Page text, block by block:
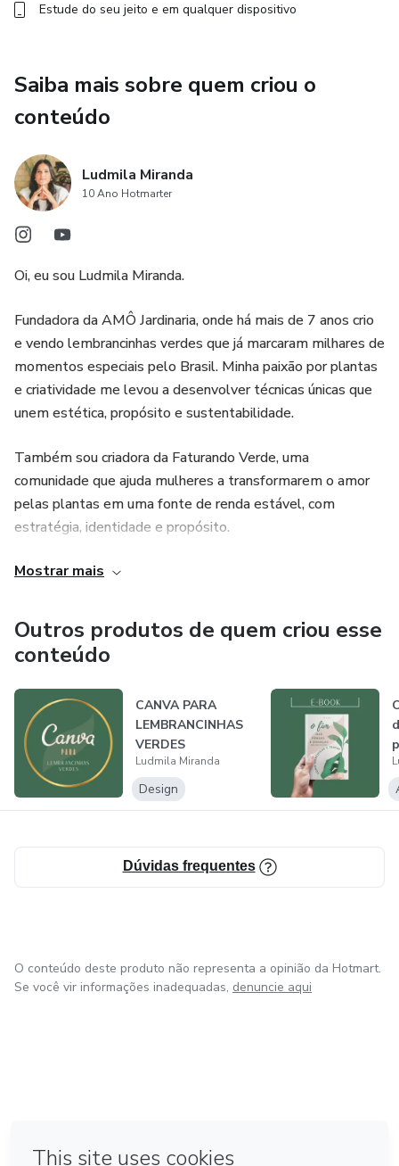
práticos.
Verdecultoras, artesãs, floristas e todas as pessoas que
desejem vender lembrancinhas com suculentas.
💡 Por que esse pacote é diferente?
Porque ele não entrega apenas arquivos — entrega
direção.
Você não começa do zero, começa do pronto.
E o mais importante: começa ganhando tempo e
profissionalismo desde o primeiro dia.
Comece agora e veja o que acontece quando você tem os
moldes certos nas mãos.
Estude do seu jeito e em qualquer dispositivo
Saiba mais sobre quem criou o
conteúdo
Ludmila Miranda
10 Ano Hotmarter
Oi, eu sou Ludmila Miranda.
Fundadora da AMÔ Jardinaria, onde há mais de 7 anos crio
e vendo lembrancinhas verdes que já marcaram milhares de
momentos especiais pelo Brasil. Minha paixão por plantas
e criatividade me levou a desenvolver técnicas únicas que
unem estética, propósito e sustentabilidade.
Também sou criadora da Faturando Verde, uma
comunidade que ajuda mulheres a transformarem o amor
pelas plantas em uma fonte de renda estável, com
estratégia, identidade e propósito.
Minha missão é mostrar que, mesmo começando do zero,
produtos que fazem a diferença.
Mostrar mais
Outros produtos de quem criou esse
conteúdo
CANVA PARA
LEMBRANCINHAS
VERDES
Ludmila Miranda
Design
Dúvidas frequentes
O conteúdo deste produto não representa a opinião da Hotmart.
Se você vir informações inadequadas, denuncie aqui
Feito com ❤ em Bogotá